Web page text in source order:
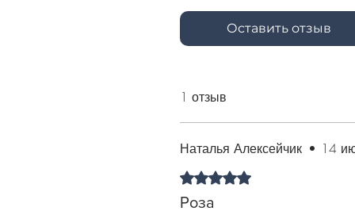
Оставить отзыв
1 отзыв
Наталья Алексейчик • 14
Оценка: 5 из 5 звезд.
Роза